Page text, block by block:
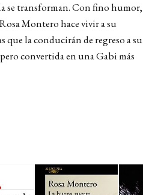
se transforman. Con fino humor,
Montero hace vivir a su
que la conducirán de regreso a su
convertida en una Gabi más